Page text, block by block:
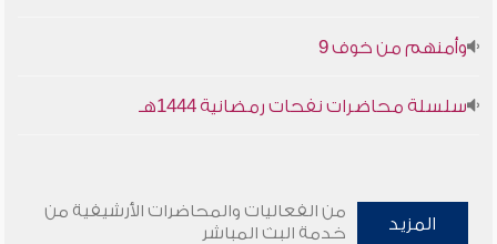
وأمنهم من خوف 9
سلسلة محاضرات نفحات رمضانية 1444هـ
المزيد
من الفعاليات والمحاضرات الأرشيفية من
خدمة البث المباشر